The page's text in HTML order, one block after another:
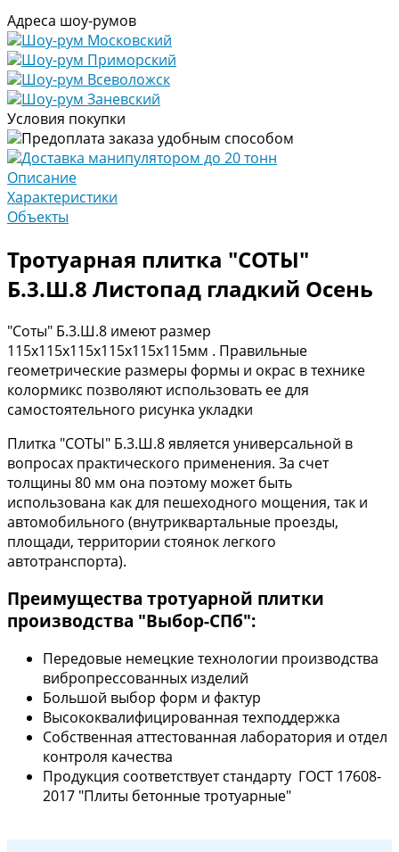
Адреса шоу-румов
Шоу-рум Московский
Шоу-рум Приморский
Шоу-рум Всеволожск
Шоу-рум Заневский
Условия покупки
Предоплата заказа удобным способом
Доставка манипулятором до 20 тонн
Описание
Характеристики
Объекты
Тротуарная плитка "СОТЫ"
Б.3.Ш.8 Листопад гладкий Осень
"Соты" Б.3.Ш.8 имеют размер
115х115х115х115х115х115мм . Правильные
геометрические размеры формы и окрас в технике
колормикс позволяют использовать ее для
самостоятельного рисунка укладки
Плитка "СОТЫ" Б.3.Ш.8 является универсальной в
вопросах практического применения. За счет
толщины 80 мм она поэтому может быть
использована как для пешеходного мощения, так и
автомобильного (внутриквартальные проезды,
площади, территории стоянок легкого
автотранспорта).
Преимущества тротуарной плитки
производства "Выбор-СПб":
Передовые немецкие технологии производства
вибропрессованных изделий
Большой выбор форм и фактур
Высококвалифицированная техподдержка
Собственная аттестованная лаборатория и отдел
контроля качества
Продукция соответствует стандарту ГОСТ 17608-
2017 "Плиты бетонные тротуарные"